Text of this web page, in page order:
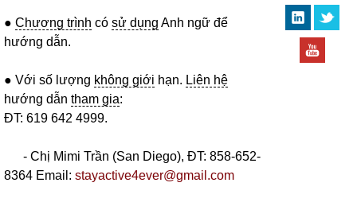
● Chương trình có sử dụng Anh ngữ để
hướng dẫn.
● Với số lượng không giới hạn. Liên hệ
hướng dẫn tham gia:
ĐT: 619 642 4999.
- Chị Mimi Trần (San Diego), ĐT: 858-652-
8364 Email: stayactive4ever@gmail.com